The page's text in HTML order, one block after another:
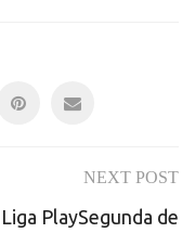
NEXT POST
PlaySegunda de